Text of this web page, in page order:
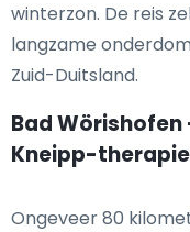
winterzon. De reis
langzame
Zuid-Duitsland.
Bad Wörishofen
Kneipp-therapie
Ongeveer 80